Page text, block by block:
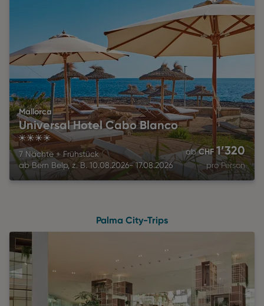
Mallorca
Universal Hotel Cabo Blanco
4
7 Nächte + Frühstück
ab Bern Belp, z. B. 10.08.2026- 17.08.2026
ab CHF 1’320
pro Person
Palma City-Trips